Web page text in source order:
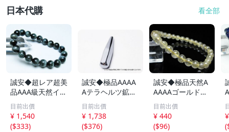
日本代購 看全部
誠安◆超レア超美
品AAA級天然イー
グルアイブレスレ
ット 10mm [T15
6-6923]
目前出價
¥ 1,540
($333)
誠安◆極品AAAA
Aテラヘルツ鉱石
マッサージ棒サイ
ズ：小[T557-215
1]
目前出價
¥ 1,738
($376)
誠安◆極品天然A
AAAAゴールドタ
イチンルチルブレ
スレット 6mm [T
171-7937]
目前出價
¥ 440
($96)
(